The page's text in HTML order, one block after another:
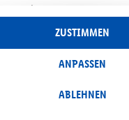
€ Versand
(u.a.
im Zusammenhang mit
oder für
für personalisierte
ABLEHNEN
ANPASSEN
ZUSTIMMEN